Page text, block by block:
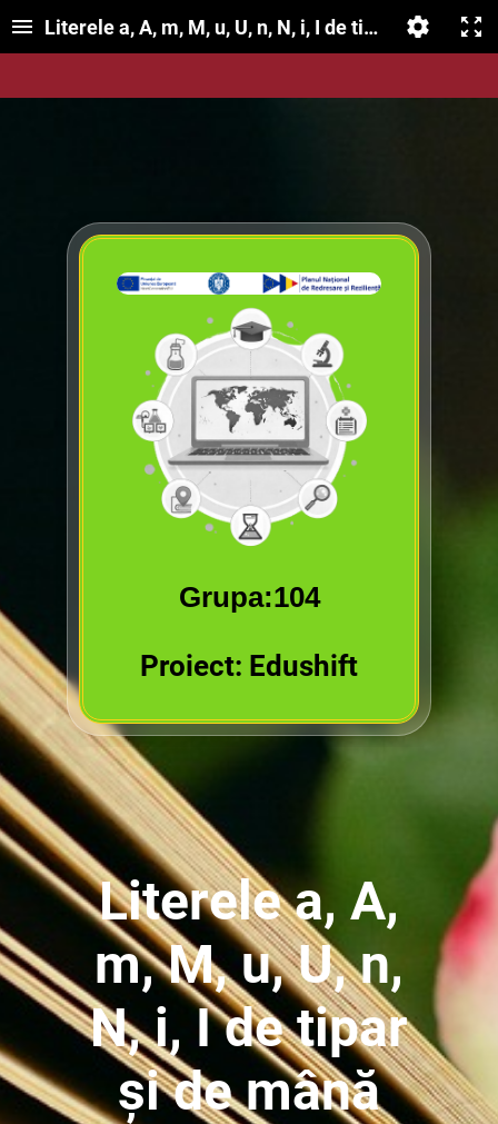
Literele a, A, m, M, u, U, n, N, i, I de tipar și de mână
Grupa:104
Proiect: Edushift
Literele a, A,
m, M, u, U, n,
N, i, I de tipar
și de mână